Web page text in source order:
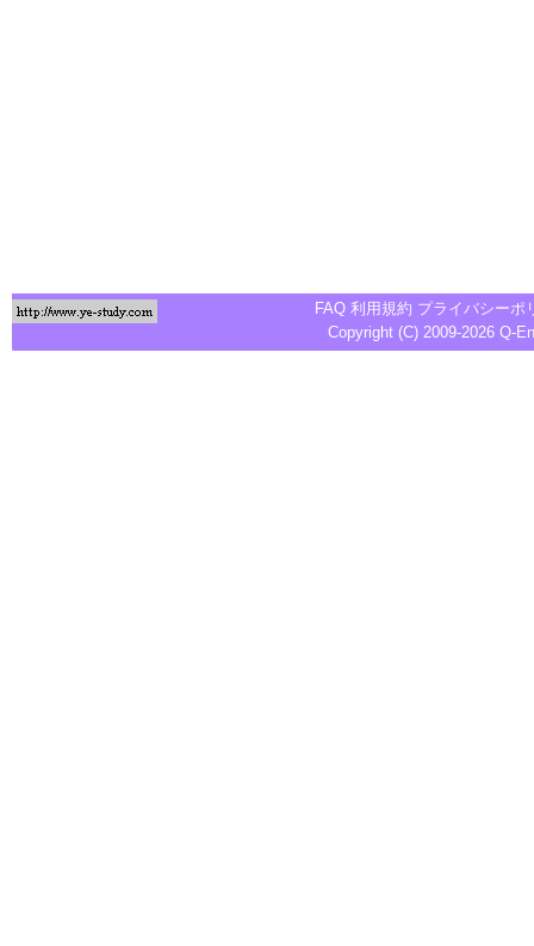
FAQ 利用規約 プライバシーポ
Copyright (C) 2009-2026 Q-